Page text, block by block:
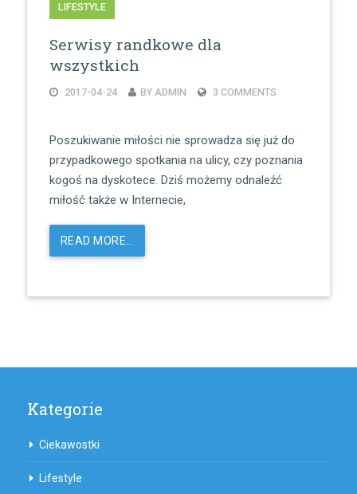
LIFESTYLE
Serwisy randkowe dla
wszystkich
2017-04-24 BY ADMIN 3 COMMENTS
Poszukiwanie miłości nie sprowadza się już do
przypadkowego spotkania na ulicy, czy poznania
kogoś na dyskotece. Dziś możemy odnaleźć
miłość także w Internecie,
READ MORE…
Kategorie
Ciekawostki
Lifestyle